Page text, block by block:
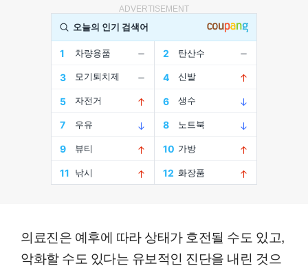
ADVERTISEMENT
의료진은 예후에 따라 상태가 호전될 수도 있고,
악화할 수도 있다는 유보적인 진단을 내린 것으